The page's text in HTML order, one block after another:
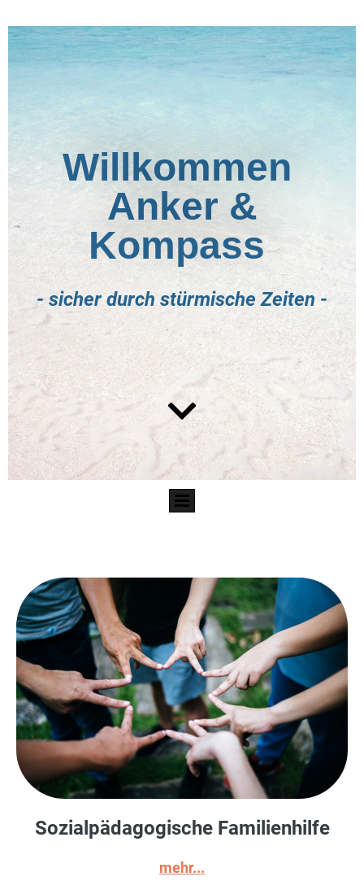
Willkommen
Anker &
Kompass
- sicher durch stürmische Zeiten -
Sozialpädagogische Familienhilfe
mehr...